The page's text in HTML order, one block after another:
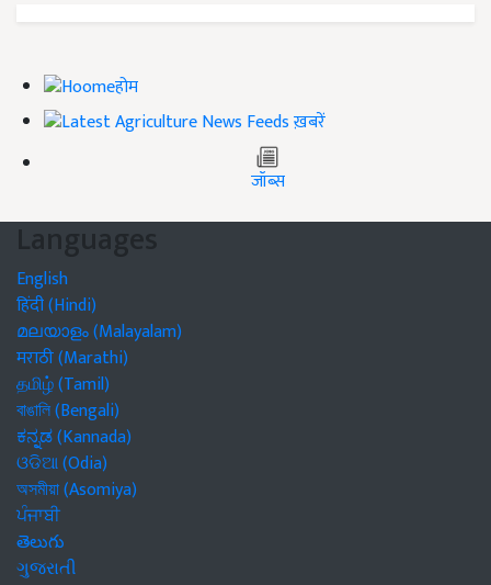
होम
ख़बरें
जॉब्स
Languages
English
हिंदी (Hindi)
മലയാളം (Malayalam)
मराठी (Marathi)
தமிழ் (Tamil)
বাঙালি (Bengali)
ಕನ್ನಡ (Kannada)
ଓଡିଆ (Odia)
অসমীয়া (Asomiya)
ਪੰਜਾਬੀ
తెలుగు
ગુજરાતી